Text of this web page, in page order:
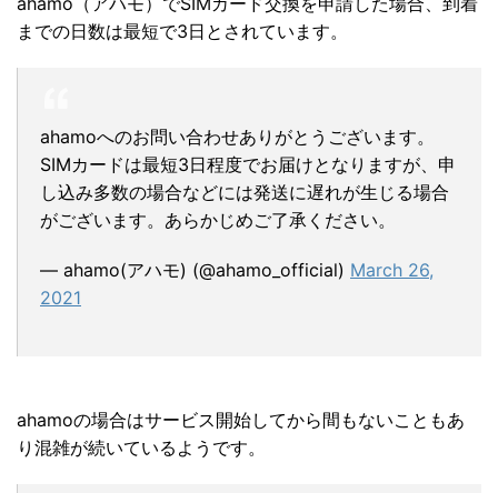
までの日数は最短で3日とされています。
ahamoへのお問い合わせありがとうございます。
SIMカードは最短3日程度でお届けとなりますが、申
し込み多数の場合などには発送に遅れが生じる場合
がございます。あらかじめご了承ください。
— ahamo(アハモ) (@ahamo_official) March 26,
2021
ahamoの場合はサービス開始してから間もないこともあ
り混雑が続いているようです。